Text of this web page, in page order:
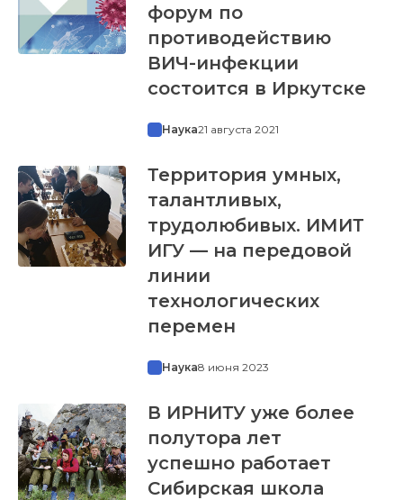
форум по
противодействию
ВИЧ-инфекции
состоится в Иркутске
Наука21 августа 2021
Территория умных,
талантливых,
трудолюбивых. ИМИТ
ИГУ — на передовой
линии
технологических
перемен
Наука8 июня 2023
В ИРНИТУ уже более
полутора лет
успешно работает
Сибирская школа